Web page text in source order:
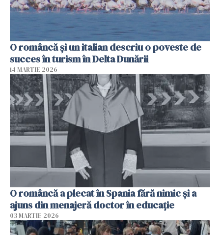
O româncă și un italian descriu o poveste de
succes în turism în Delta Dunării
14 MARTIE 2026
O româncă a plecat în Spania fără nimic și a
ajuns din menajeră doctor în educație
03 MARTIE 2026